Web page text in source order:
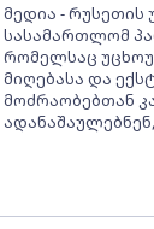
მედია - რუსეთის
სასამართლომ
რომელსაც
მიღებასა და
მოძრაობებთან